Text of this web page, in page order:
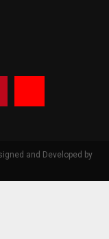
and Developed by